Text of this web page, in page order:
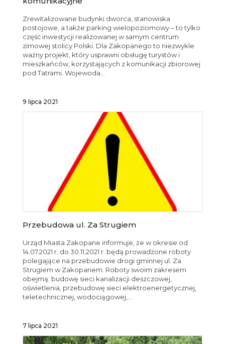
Zrewitalizowane budynki dworca, stanowiska
postojowe, a także parking wielopoziomowy – to tylko
część inwestycji realizowanej w samym centrum
zimowej stolicy Polski. Dla Zakopanego to niezwykle
ważny projekt, który usprawni obsługę turystów i
mieszkańców, korzystających z komunikacji zbiorowej
pod Tatrami. Wojewoda...
9 lipca 2021
Przebudowa ul. Za Strugiem
Urząd Miasta Zakopane informuje, że w okresie od
14.07.2021 r. do 30.11.2021 r. będą prowadzone roboty
polegające na przebudowie drogi gminnej ul. Za
Strugiem w Zakopanem. Roboty swoim zakresem
obejmą: budowę sieci kanalizacji deszczowej,
oświetlenia, przebudowę sieci elektroenergetycznej,
teletechnicznej, wodociągowej,...
7 lipca 2021